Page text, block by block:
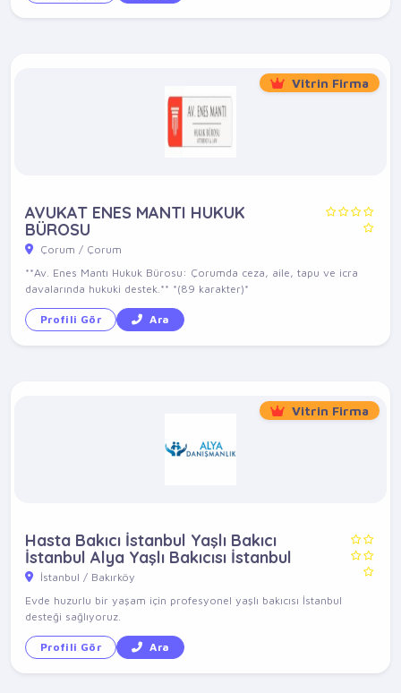
Vitrin Firma
AVUKAT ENES MANTI HUKUK
BÜROSU
Çorum / Çorum
**Av. Enes Mantı Hukuk Bürosu: Çorumda ceza, aile, tapu ve icra
davalarında hukuki destek.** *(89 karakter)*
Profili Gör Ara
Vitrin Firma
Hasta Bakıcı İstanbul Yaşlı Bakıcı
İstanbul Alya Yaşlı Bakıcısı İstanbul
İstanbul / Bakırköy
Evde huzurlu bir yaşam için profesyonel yaşlı bakıcısı İstanbul
desteği sağlıyoruz.
Profili Gör Ara